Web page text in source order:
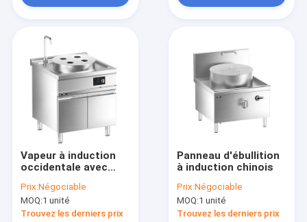
Série de cuisinières insulaires intégrés
Chariot-restaurant mobile intégré
Série d'induction occidentale de plancher
Série électrique occidentale de plancher
Vapeur à induction
occidentale avec
Prix:Négociable
MOQ:1 unité
Trouvez les derniers prix
Panneau d'ébullition
à induction chinois
Prix:Négociable
MOQ:1 unité
Trouvez les derniers prix